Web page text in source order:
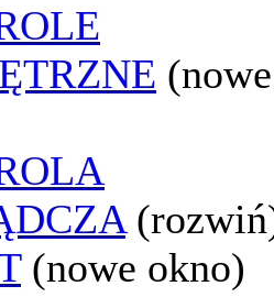
(nowe
(nowe okno)